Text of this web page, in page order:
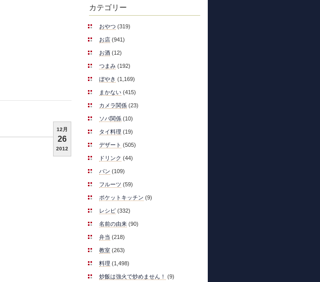
12月
26
2012
カテゴリー
おやつ (319)
お店 (941)
お酒 (12)
つまみ (192)
ぼやき (1,169)
まかない (415)
カメラ関係 (23)
ソバ関係 (10)
タイ料理 (19)
デザート (505)
ドリンク (44)
パン (109)
フルーツ (59)
ポケットキッチン (9)
レシピ (332)
名前の由来 (90)
弁当 (218)
教室 (263)
料理 (1,498)
炒飯は強火で炒めません！ (9)